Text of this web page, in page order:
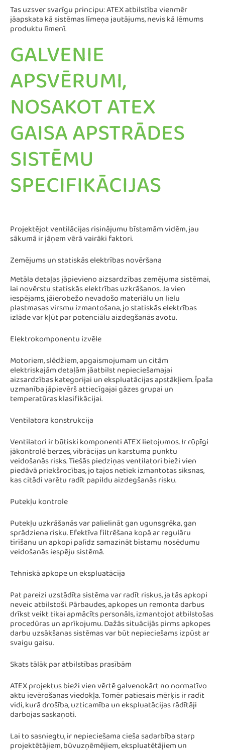
Tas uzsver svarīgu principu: ATEX atbilstība vienmēr
jāapskata kā sistēmas līmeņa jautājums, nevis kā lēmums
produktu līmenī.
GALVENIE
APSVĒRUMI,
NOSAKOT ATEX
GAISA APSTRĀDES
SISTĒMU
SPECIFIKĀCIJAS
Projektējot ventilācijas risinājumu bīstamām vidēm, jau
sākumā ir jāņem vērā vairāki faktori.
Zemējums un statiskās elektrības novēršana
Metāla detaļas jāpievieno aizsardzības zemējuma sistēmai,
lai novērstu statiskās elektrības uzkrāšanos. Ja vien
iespējams, jāierobežo nevadošo materiālu un lielu
plastmasas virsmu izmantošana, jo statiskās elektrības
izlāde var kļūt par potenciālu aizdegšanās avotu.
Elektrokomponentu izvēle
Motoriem, slēdžiem, apgaismojumam un citām
elektriskajām detaļām jāatbilst nepieciešamajai
aizsardzības kategorijai un ekspluatācijas apstākļiem. Īpaša
uzmanība jāpievērš attiecīgajai gāzes grupai un
temperatūras klasifikācijai.
Ventilatora konstrukcija
Ventilatori ir būtiski komponenti ATEX lietojumos. Ir rūpīgi
jākontrolē berzes, vibrācijas un karstuma punktu
veidošanās risks. Tiešās piedziņas ventilatori bieži vien
piedāvā priekšrocības, jo tajos netiek izmantotas siksnas,
kas citādi varētu radīt papildu aizdegšanās risku.
Putekļu kontrole
Putekļu uzkrāšanās var palielināt gan ugunsgrēka, gan
sprādziena risku. Efektīva filtrēšana kopā ar regulāru
tīrīšanu un apkopi palīdz samazināt bīstamu nosēdumu
veidošanās iespēju sistēmā.
Tehniskā apkope un ekspluatācija
Pat pareizi uzstādīta sistēma var radīt riskus, ja tās apkopi
neveic atbilstoši. Pārbaudes, apkopes un remonta darbus
drīkst veikt tikai apmācīts personāls, izmantojot atbilstošas
procedūras un aprīkojumu. Dažās situācijās pirms apkopes
darbu uzsākšanas sistēmas var būt nepieciešams izpūst ar
svaigu gaisu.
Skats tālāk par atbilstības prasībām
ATEX projektus bieži vien vērtē galvenokārt no normatīvo
aktu ievērošanas viedokļa. Tomēr patiesais mērķis ir radīt
vidi, kurā drošība, uzticamība un ekspluatācijas rādītāji
darbojas saskaņoti.
Lai to sasniegtu, ir nepieciešama cieša sadarbība starp
projektētājiem, būvuzņēmējiem, ekspluatētājiem un